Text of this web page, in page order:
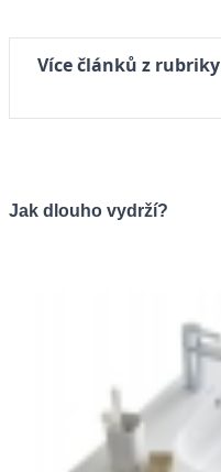
Více článků z
Jak dlouho vydrží?